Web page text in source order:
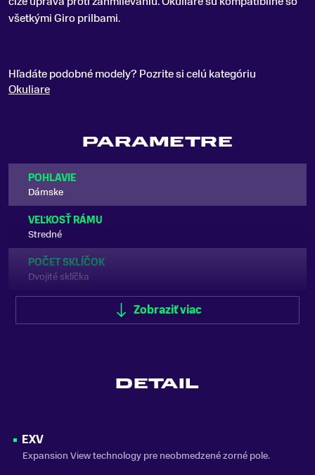
všetkými Giro prilbami.
Hľadáte podobné modely? Pozrite si celú kategóriu
Okuliare
PARAMETRE
POHLAVIE
Dámske
VEĽKOSŤ RÁMU
Stredné
POČET SKLÍČOK
Dvojité sklíčka
SLNEČNO
S1-S3 (Zamračené až Slnečné)
Zobraziť viac
DETAIL
EXV
Expansion View technology pre neobmedzené zorné pole.